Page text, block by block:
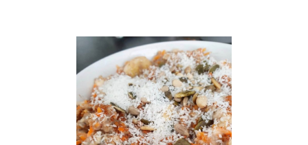
grotere
afbeelding